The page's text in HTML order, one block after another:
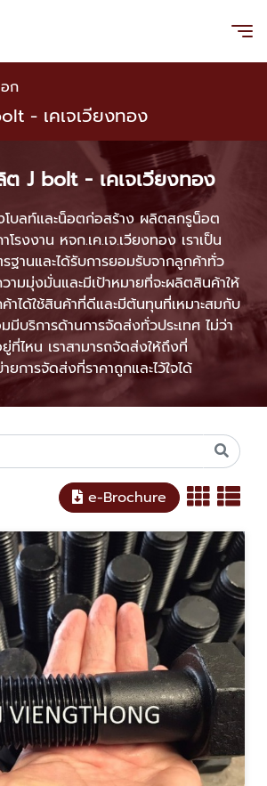
ก
- เคเจเวียงทอง
ต J bolt - เคเจเวียงทอง
โบลท์และน็อตก่อสร้าง ผลิตสกรูน็อต
โรงงาน หจก.เค.เจ.เวียงทอง เราเป็น
ฐานและได้รับการยอมรับจากลูกค้าทั่ว
วามมุ่งมั่นและมีเป้าหมายที่จะผลิตสินค้าให้
าได้ใช้สินค้าที่ดีและมีต้นทุนที่เหมาะสมกับ
บริการด้านการจัดส่งทั่วประเทศ ไม่ว่า
ที่ไหน เราสามารถจัดส่งให้ถึงที่
ยการจัดส่งที่ราคาถูกและไว้ใจได้
e-Brochure